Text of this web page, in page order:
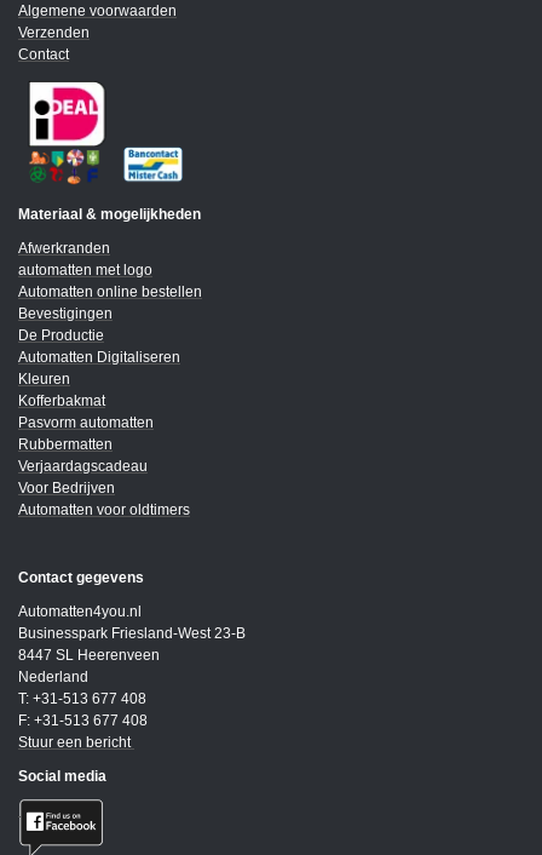
Algemene voorwaarden
Verzenden
Contact
Materiaal & mogelijkheden
Afwerkranden
automatten met logo
Automatten online bestellen
Bevestigingen
De Productie
Automatten Digitaliseren
Kleuren
Kofferbakmat
Pasvorm automatten
Rubbermatten
Verjaardagscadeau
Voor Bedrijven
Automatten voor oldtimers
Contact gegevens
Automatten4you.nl
Businesspark Friesland-West 23-B
8447 SL Heerenveen
Nederland
T: +31-513 677 408
F: +31-513 677 408
Stuur een bericht
Social media